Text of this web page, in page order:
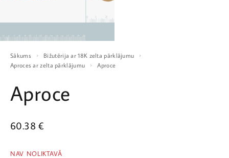
Sākums
Bižutērija ar 18K zelta pārklājumu
Aproces ar zelta pārklājumu
Aproce
Aproce
60.38€
NAV NOLIKTAVĀ